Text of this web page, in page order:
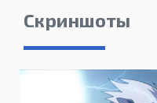
Скриншоты